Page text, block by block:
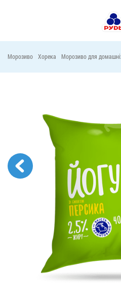
ПРЕС-
Тендерні
Морозиво Хорека Морозиво для